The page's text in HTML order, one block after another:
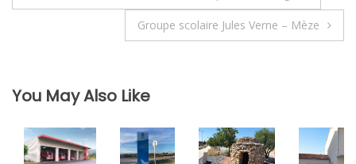
Groupe scolaire Jules Verne – Mèze
You May Also Like